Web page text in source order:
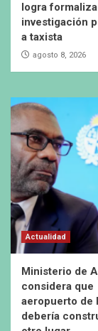
logra
investigación
a taxista
agosto 8, 2026
Actualidad
Ministerio de
considera que
aeropuerto de
debería